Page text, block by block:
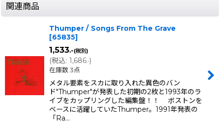
関連商品
Thumper / Songs From The Grave
[65835]
1,533.-(税別)
(税込: 1,686.-)
在庫数 3点
メタル要素をスカに取り入れた異色のバン
ド"Thumper"が発表した初期の2枚と1993年のラ
イブをカップリングした編集盤！！ ボストンを
ベースに活躍していたThumper。1991年発表の
「Ra…